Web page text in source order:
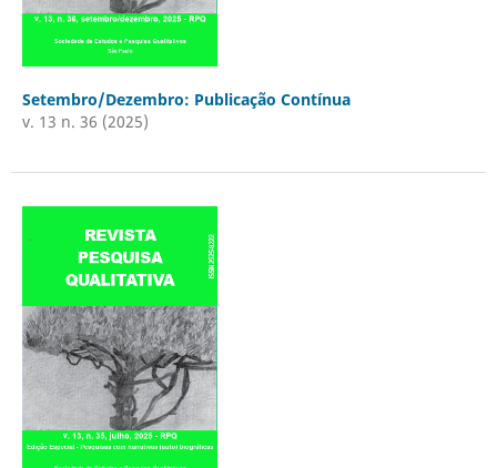
Setembro/Dezembro: Publicação Contínua
v. 13 n. 36 (2025)